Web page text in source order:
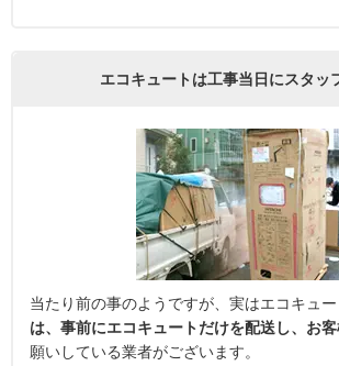
エコキュートは工事当日にスタッ
当たり前の事のようですが、実はエコキュ
は、事前にエコキュートだけを配送し、お
願いしている業者がございます。